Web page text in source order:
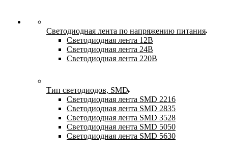
Светодиодная лента по напряжению питания
Светодиодная лента 12В
Светодиодная лента 24В
Светодиодная лента 220В
Тип светодиодов, SMD
Cветодиодная лента SMD 2216
Светодиодная лента SMD 2835
Светодиодная лента SMD 3528
Светодиодная лента SMD 5050
Светодиодная лента SMD 5630